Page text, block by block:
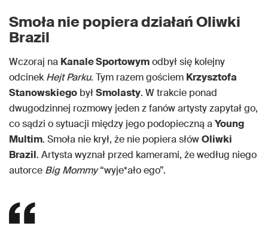
Smoła nie popiera działań Oliwki
Brazil
Wczoraj na Kanale Sportowymodbył się kolejny
odcinekHejt Parku. Tym razem gościem Krzysztofa
Stanowskiego byłSmolasty. W trakcie ponad
dwugodzinnej rozmowy jeden z fanów artysty zapytał go,
co sądzi o sytuacji między jego podopieczną aYoung
Multim. Smoła nie krył, że nie popiera słówOliwki
Brazil. Artysta wyznał przed kamerami, że według niego
autorce Big Mommy“wyje*ało ego”.